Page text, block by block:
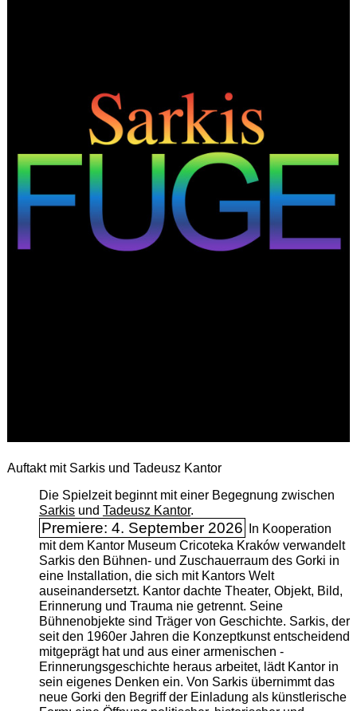
Auftakt mit Sarkis und Tadeusz Kantor
Die Spielzeit beginnt mit einer Begegnung zwischen
Sarkisund Tadeusz Kantor.
Premiere: 4. September 2026
In Kooperation
mit dem Kantor Museum Cricoteka Kraków verwandelt
Sarkis den Bühnen- und Zuschauerraum des Gorki in
eine Installation, die sich mit Kantors Welt
auseinandersetzt. Kantor dachte Theater, Objekt, Bild,
Erinnerung und Trauma nie getrennt. Seine
Bühnenobjekte sind Träger von Geschichte. Sarkis, der
seit den 1960er Jahren die Konzeptkunst entscheidend
mitgeprägt hat und aus einer armenischen ­
Erinnerungsgeschichte heraus arbeitet, lädt Kantor in
sein eigenes Denken ein. Von Sarkis übernimmt das
neue Gorki den Begriff der Einladung als künstlerische